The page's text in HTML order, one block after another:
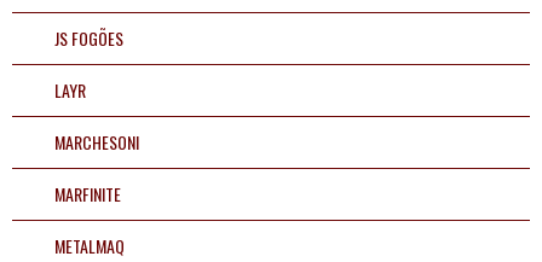
JS FOGÕES
LAYR
MARCHESONI
MARFINITE
METALMAQ